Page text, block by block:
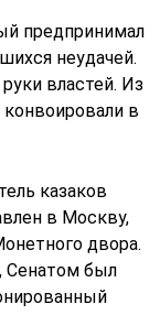
предпринимал
неудачей.
властей. Из
в
казаков
в Москву,
двора.
Сенатом был